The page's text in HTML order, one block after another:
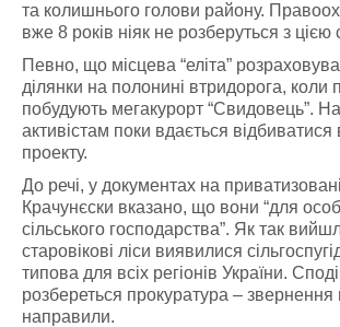
та колишнього голови району.
вже 8 років ніяк не розберуться з цією
Певно, що місцева “еліта”
ділянки на полонині втридорога, коли
побудують мегакурорт “Свидовець”.
активістам поки вдається відбиватися
проекту.
До речі, у документах на
Крачунєски вказано, що вони “для
сільського господарства”. Як так
старовікові ліси виявилися
типова для всіх регіонів України.
розбереться прокуратура –
направили.